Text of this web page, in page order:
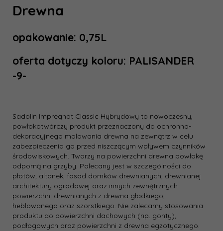
Drewna
opakowanie: 0,75L
oferta dotyczy koloru: PALISANDER
-9-
Sadolin Impregnat Classic Hybrydowy to nowoczesny,
powłokotwórczy produkt przeznaczony do ochronno-
dekoracyjnego malowania drewna na zewnątrz w celu
zabezpieczenia go przed niszczącym wpływem czynników
środowiskowych. Tworzy na powierzchni drewna powłokę
odporną na grzyby. Polecany jest w szczególności do
płotów, altanek, fasad domków drewnianych, drewnianej
architektury ogrodowej oraz innych zewnętrznych
powierzchni drewnianych z drewna gładkiego,
heblowanego oraz szorstkiego. Nie zalecamy stosowania
produktu do powierzchni dachowych (np. gonty),
podłogowych oraz powierzchni z drewna egzotycznego.